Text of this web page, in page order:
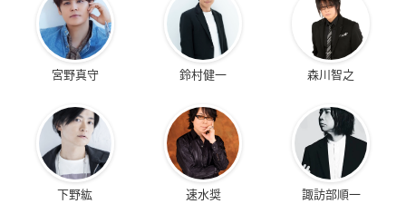
宮野真守 鈴村健一 森川智之
下野紘 速水奨 諏訪部順一